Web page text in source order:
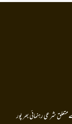
شرعی رہنمائی بھر پور